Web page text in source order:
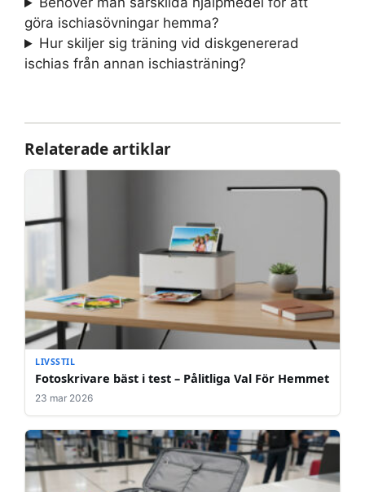
göra ischiasövningar hemma?
Hur skiljer sig träning vid diskgenererad
ischias från annan ischiasträning?
Relaterade artiklar
LIVSSTIL
Fotoskrivare bäst i test – Pålitliga Val För Hemmet
23 mar 2026